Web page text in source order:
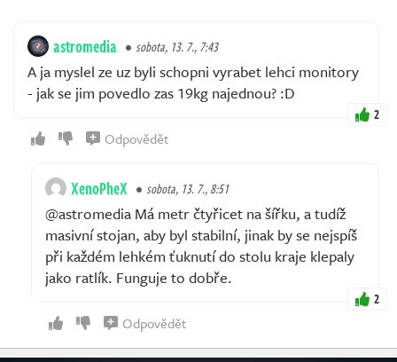
astromedia sobota, 13. 7., 7:43
A ja myslel ze uz byli schopni vyrabet lehci monitory
- jak se jim povedlo zas 19kg najednou? :D
2
Odpovědět
XenoPheX sobota, 13. 7., 8:51
@astromedia Má metr čtyřicet na šířku, a tudíž
masivní stojan, aby byl stabilní, jinak by se nejspíš
při každém lehkém ťuknutí do stolu kraje klepaly
jako ratlík. Funguje to dobře.
2
Odpovědět